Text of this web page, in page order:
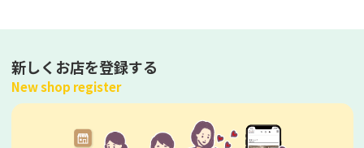
新しくお店を登録する
New shop register